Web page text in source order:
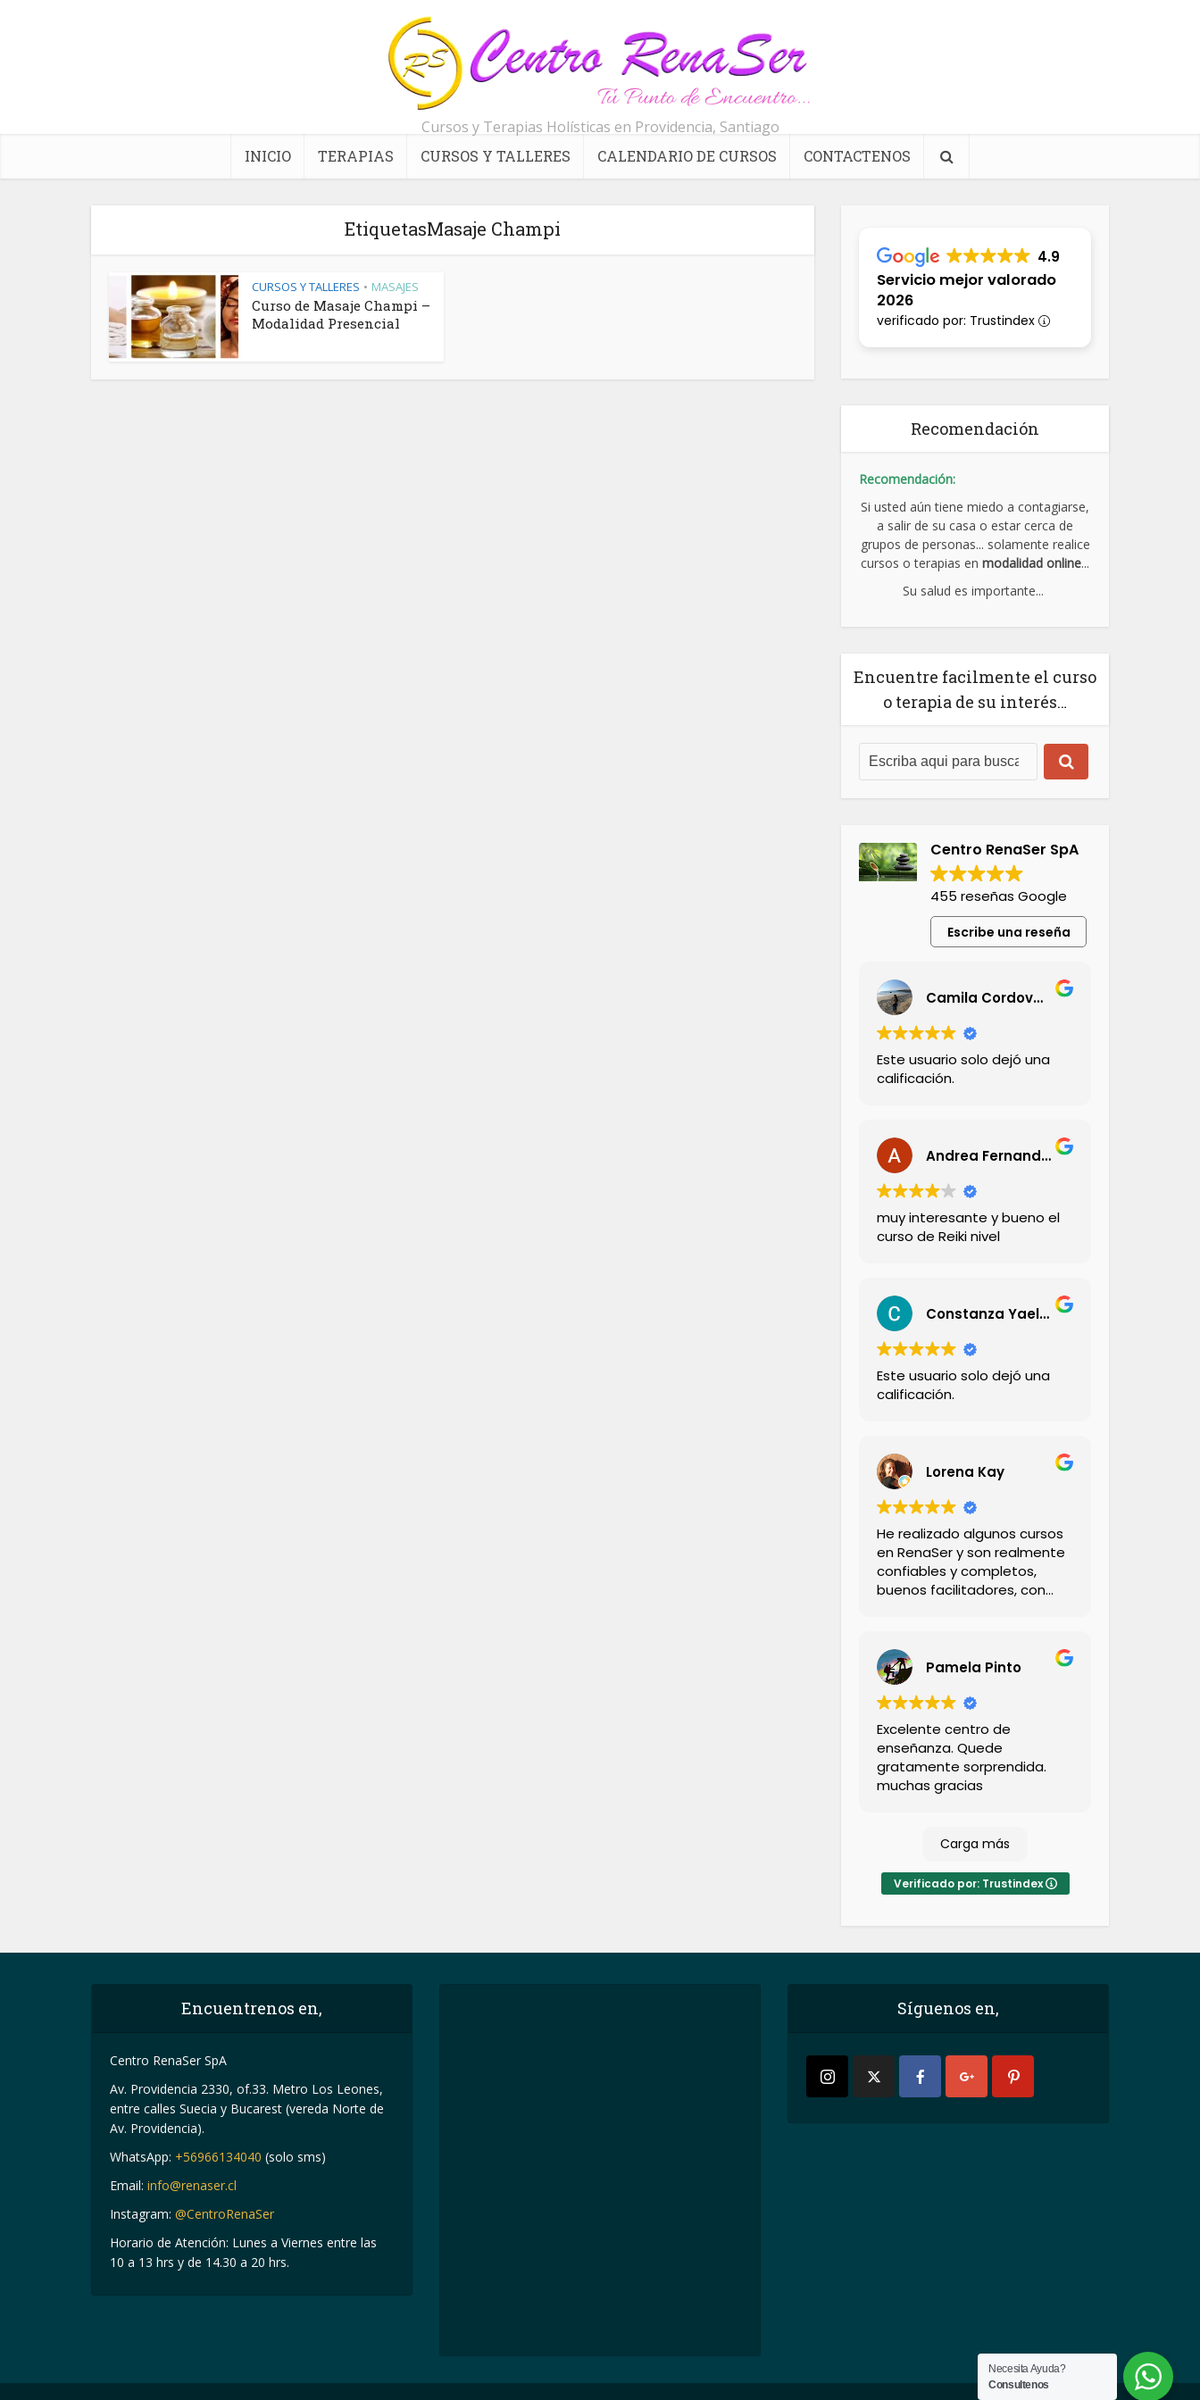
Cursos y Terapias Holísticas en Providencia, Santiago
INICIO TERAPIAS CURSOS Y TALLERES CALENDARIO DE CURSOS CONTACTENOS
EtiquetasMasaje Champi
CURSOS Y TALLERES • MASAJES
Curso de Masaje Champi –
Modalidad Presencial
4.9
Servicio mejor valorado
2026
verificado por: Trustindex
Recomendación
Recomendación:
Si usted aún tiene miedo a contagiarse,
a salir de su casa o estar cerca de
grupos de personas... solamente realice
cursos o terapias en modalidad online...
Su salud es importante...
Encuentre facilmente el curso
o terapia de su interés…
Centro RenaSer SpA
455 reseñas Google
Escribe una reseña
Camila Cordovez Olivares
Este usuario solo dejó una
calificación.
Andrea Fernandez
muy interesante y bueno el
curso de Reiki nivel
Constanza Yael Aravena Zambrano
Este usuario solo dejó una
calificación.
Lorena Kay
He realizado algunos cursos
en RenaSer y son realmente
confiables y completos,
buenos facilitadores, con
Pamela Pinto
Excelente centro de
enseñanza. Quede
gratamente sorprendida.
muchas gracias
Carga más
Verificado por: Trustindex
Encuentrenos en,
Centro RenaSer SpA
Av. Providencia 2330, of.33. Metro Los Leones,
entre calles Suecia y Bucarest (vereda Norte de
Av. Providencia).
WhatsApp: +56966134040 (solo sms)
Email: info@renaser.cl
Instagram: @CentroRenaSer
Horario de Atención: Lunes a Viernes entre las
10 a 13 hrs y de 14.30 a 20 hrs.
Síguenos en,
Necesita Ayuda?
Consultenos